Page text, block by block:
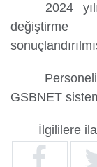
2024
değiştirme
GSBNET
İlgililere
Yurtdışı
Öğrenciler